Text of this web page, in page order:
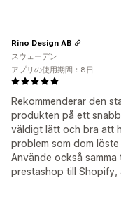
Rekommenderar den
produkten på ett
väldigt lätt och bra att
problem som dom
Använde också
prestashop till Shopify,
Rino Design AB
スウェーデン
アプリの使用期間：8日